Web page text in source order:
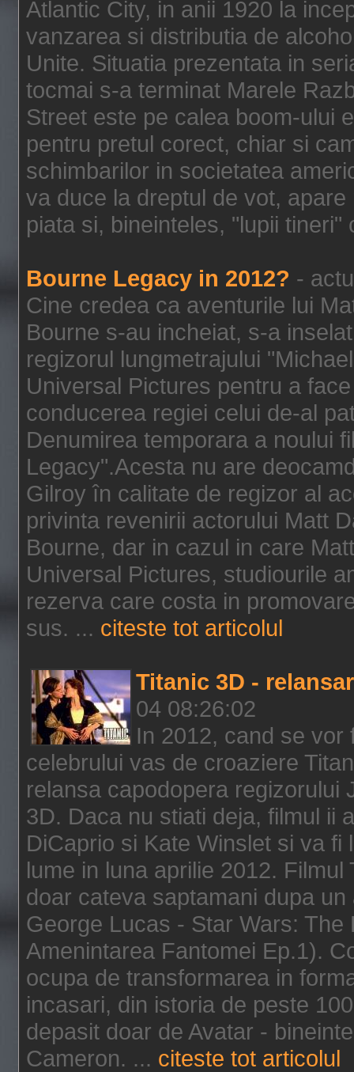
Atlantic City, in anii 1920 la
vanzarea si distributia de
Unite. Situatia prezentata in
tocmai s-a terminat Marele
Street este pe calea boom-ului
pentru pretul corect, chiar si
schimbarilor in societatea
va duce la dreptul de vot,
piata si, bineinteles, "lupii
Bourne Legacy in 2012? -
Cine credea ca aventurile lui
Bourne s-au incheiat, s-a
regizorul lungmetrajului
Universal Pictures pentru a
conducerea regiei celui de-al
Denumirea temporara a noului
Legacy".Acesta nu are
Gilroy în calitate de regizor al
privinta revenirii actorului Matt
Bourne, dar in cazul in care
Universal Pictures, studiourile
rezerva care costa in
sus. ... citeste tot articolul
Titanic 3D -
04 08:26:02
In 2012, cand se
celebrului vas de croaziere
relansa capodopera regizorului
3D. Daca nu stiati deja, filmul ii
DiCaprio si Kate Winslet si va
lume in luna aprilie 2012.
doar cateva saptamani dupa
George Lucas - Star Wars:
Amenintarea Fantomei Ep.1).
ocupa de transformarea in
incasari, din istoria de peste
depasit doar de Avatar -
Cameron. ... citeste tot articolul